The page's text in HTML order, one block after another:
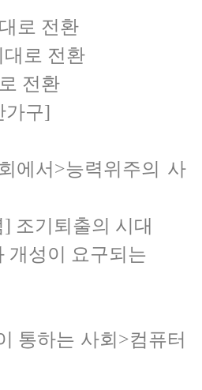
로 전환
대로 전환
전환
가구]
에서 >능력위주의 사
] 조기퇴출의 시대
개성이 요구되는
통하는 사회 >컴퓨터